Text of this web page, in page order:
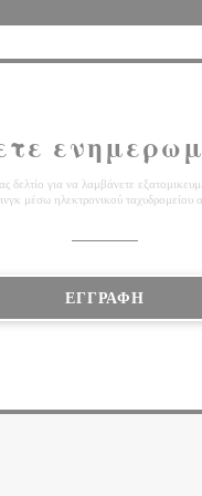
δελτίο για να λαμβάνετε
μέσω ηλεκτρονικού ταχυδρομείου
ΕΓΓΡΑΦΉ
ΝΈΟ ΠΑΡΆΘΥΡΟ))